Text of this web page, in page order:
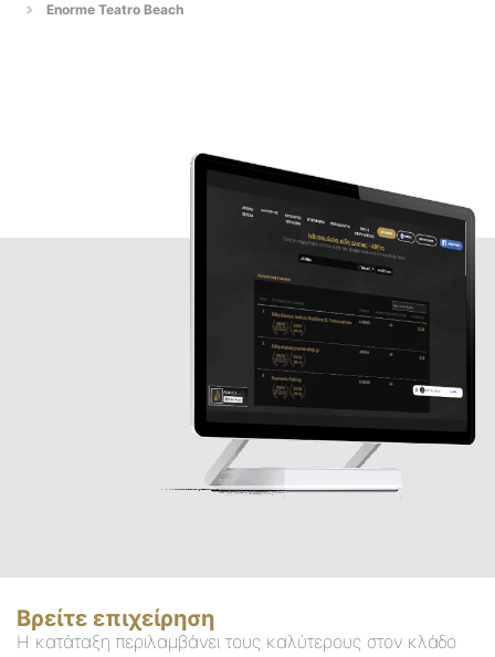
Enorme Teatro Beach
Βρείτε επιχείρηση
Η κατάταξη περιλαμβάνει τους καλύτερους στον κλάδο